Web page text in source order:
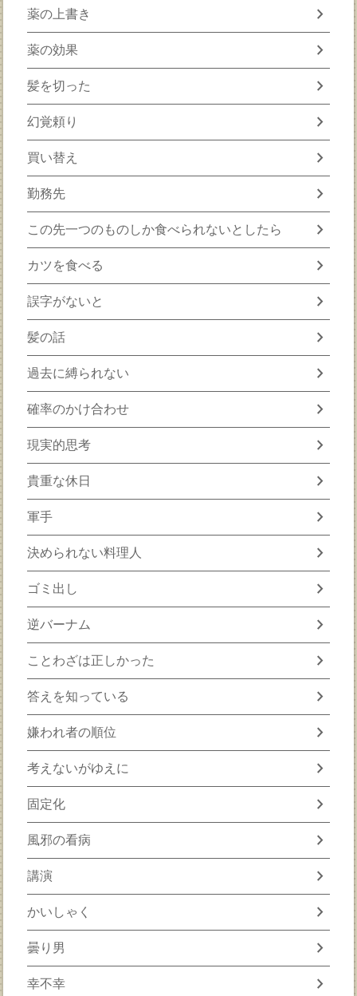
薬の上書き chevron_right
薬の効果 chevron_right
髪を切った chevron_right
幻覚頼り chevron_right
買い替え chevron_right
勤務先 chevron_right
この先一つのものしか食べられないとしたら chevron_right
カツを食べる chevron_right
誤字がないと chevron_right
髪の話 chevron_right
過去に縛られない chevron_right
確率のかけ合わせ chevron_right
現実的思考 chevron_right
貴重な休日 chevron_right
軍手 chevron_right
決められない料理人 chevron_right
ゴミ出し chevron_right
逆バーナム chevron_right
ことわざは正しかった chevron_right
答えを知っている chevron_right
嫌われ者の順位 chevron_right
考えないがゆえに chevron_right
固定化 chevron_right
風邪の看病 chevron_right
講演 chevron_right
かいしゃく chevron_right
曇り男 chevron_right
幸不幸 chevron_right